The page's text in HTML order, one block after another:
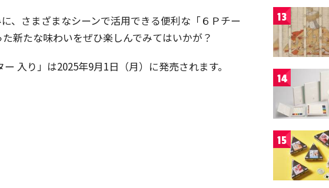
、さまざまなシーンで活用できる便利な「６Ｐチー
新たな味わいをぜひ楽しんでみてはいかが？
ー 入り」は2025年9月1日（月）に発売されます。
13
14
15